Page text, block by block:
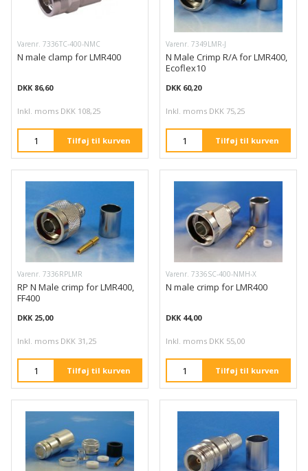
Varenr. 7336TC-400-NMC
N male clamp for LMR400
DKK 86,60
Inkl. moms DKK 108,25
Tilføj til kurven
Varenr. 7349LMR-J
N Male Crimp R/A for LMR400,
Ecoflex10
DKK 60,20
Inkl. moms DKK 75,25
Tilføj til kurven
Varenr. 7336RPLMR
RP N Male crimp for LMR400,
FF400
DKK 25,00
Inkl. moms DKK 31,25
Tilføj til kurven
Varenr. 7336SC-400-NMH-X
N male crimp for LMR400
DKK 44,00
Inkl. moms DKK 55,00
Tilføj til kurven